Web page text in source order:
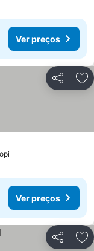
Ver preços
Partilhar
Ver preços
Partilhar